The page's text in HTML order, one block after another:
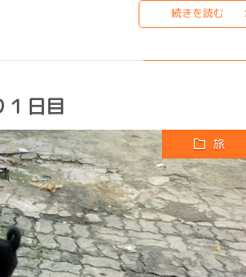
続きを読む
１日目
旅